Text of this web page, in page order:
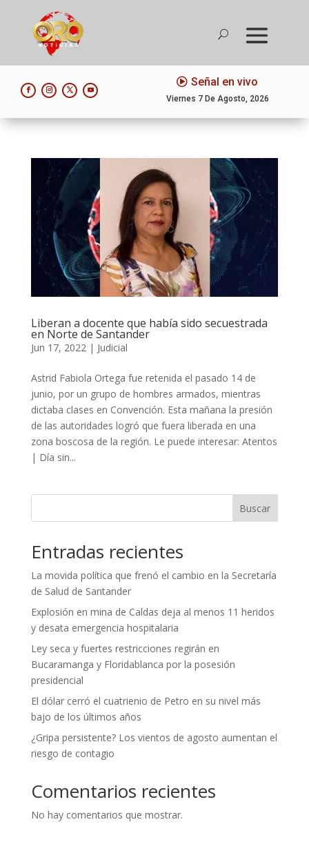
Señal en vivo
Viernes 7 De Agosto, 2026
Liberan a docente que había sido secuestrada
en Norte de Santander
Jun 17, 2022| Judicial
Astrid Fabiola Ortega fue retenida el pasado 14 de
junio, por un grupo de hombres armados, mientras
dictaba clases en Convención. Esta mañana la presión
de las autoridades logró que fuera liberada en una
zona boscosa de la región. Le puede interesar: Atentos
| Día sin...
Buscar
Entradas recientes
La movida política que frenó el cambio en la Secretaría
de Salud de Santander
Explosión en mina de Caldas deja al menos 11 heridos
y desata emergencia hospitalaria
Ley seca y fuertes restricciones regirán en
Bucaramanga y Floridablanca por la posesión
presidencial
El dólar cerró el cuatrienio de Petro en su nivel más
bajo de los últimos años
¿Gripa persistente? Los vientos de agosto aumentan el
riesgo de contagio
Comentarios recientes
No hay comentarios que mostrar.